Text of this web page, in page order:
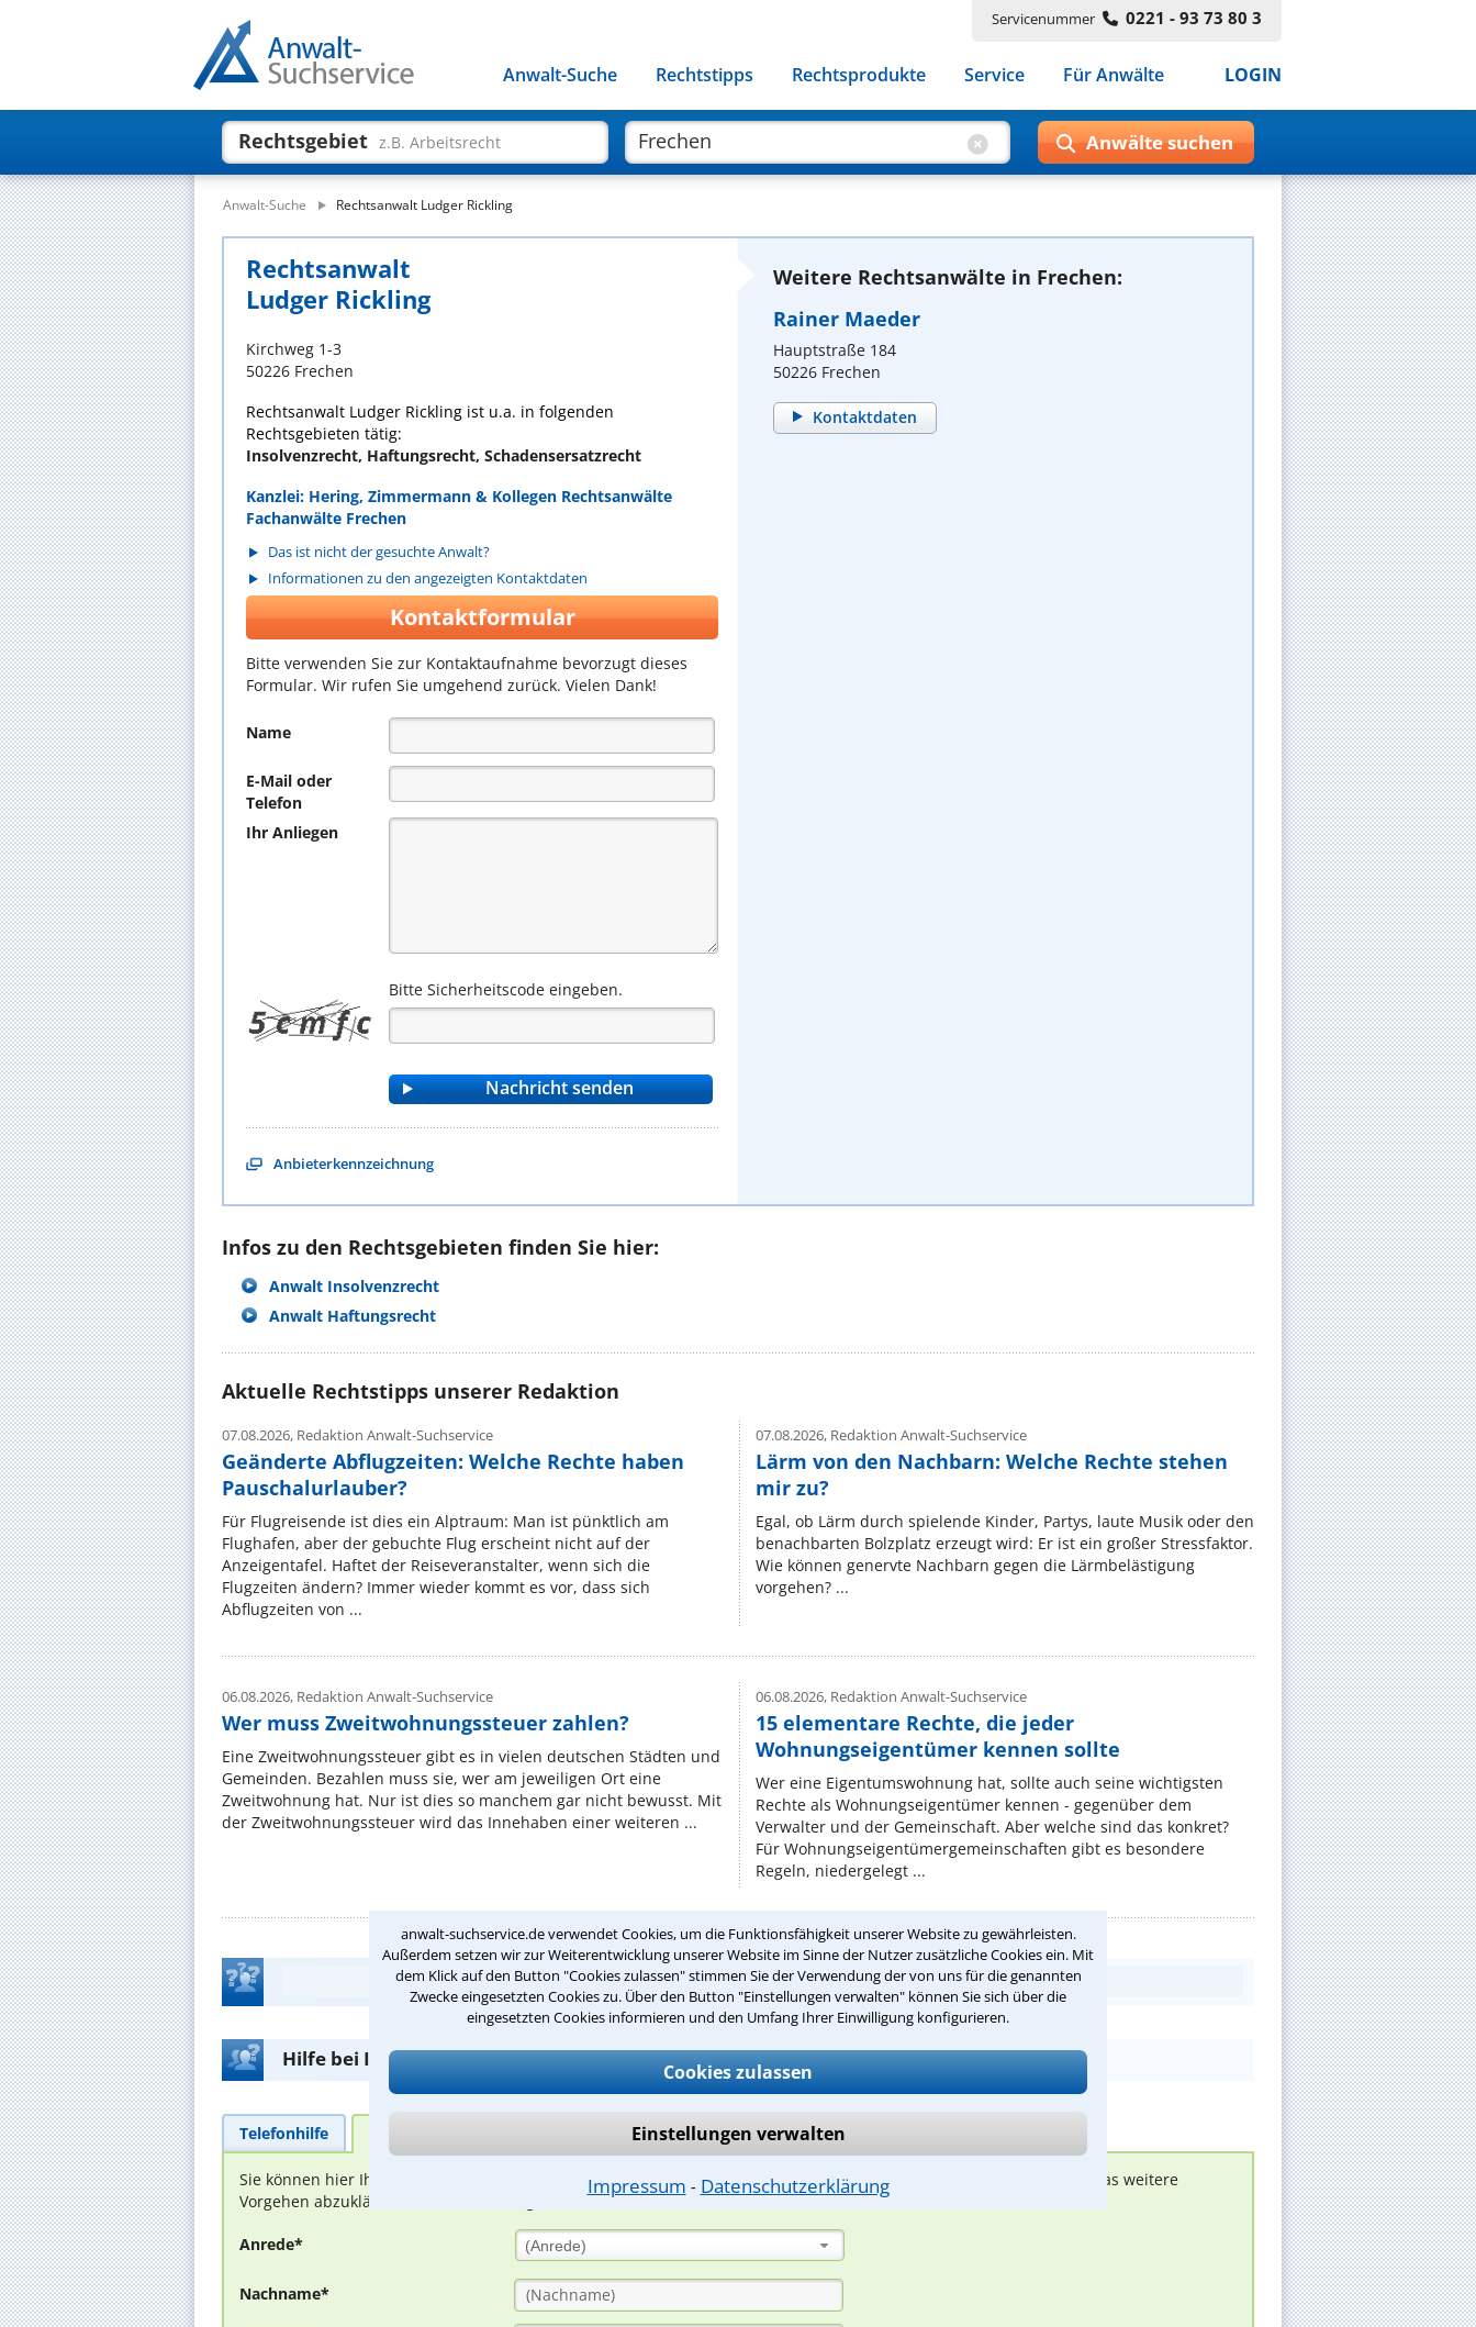
anwalt-suchservice.de verwendet Cookies, um die Funktionsfähigkeit unserer Website zu gewährleisten.
Außerdem setzen wir zur Weiterentwicklung unserer Website im Sinne der Nutzer zusätzliche Cookies ein. Mit
dem Klick auf den Button "Cookies zulassen" stimmen Sie der Verwendung der von uns für die genannten
Zwecke eingesetzten Cookies zu. Über den Button "Einstellungen verwalten" können Sie sich über die
eingesetzten Cookies informieren und den Umfang Ihrer Einwilligung konfigurieren.
Cookies zulassen
Einstellungen verwalten
Impressum ⁃ Datenschutzerklärung
Servicenummer 0221 - 93 73 80 3
Anwalt-Suche Rechtstipps Rechtsprodukte Service Für Anwälte LOGIN
Rechtsgebiet z.B. Arbeitsrecht
Anwalt-Suche Rechtsanwalt Ludger Rickling
Rechtsanwalt
Ludger Rickling
Kirchweg 1-3
50226 Frechen
Rechtsanwalt Ludger Rickling ist u.a. in folgenden
Rechtsgebieten tätig:
Insolvenzrecht, Haftungsrecht, Schadensersatzrecht
Kanzlei: Hering, Zimmermann & Kollegen Rechtsanwälte
Fachanwälte Frechen
Das ist nicht der gesuchte Anwalt?
Informationen zu den angezeigten Kontaktdaten
Kontaktformular
Bitte verwenden Sie zur Kontaktaufnahme bevorzugt dieses
Formular. Wir rufen Sie umgehend zurück. Vielen Dank!
Name
E-Mail oder
Telefon
Ihr Anliegen
Bitte Sicherheitscode eingeben.
Anbieterkennzeichnung
Weitere Rechtsanwälte in Frechen:
Rainer Maeder
Hauptstraße 184
50226 Frechen
Kontaktdaten
Infos zu den Rechtsgebieten finden Sie hier:
Anwalt Insolvenzrecht
Anwalt Haftungsrecht
Aktuelle Rechtstipps unserer Redaktion
07.08.2026, Redaktion Anwalt-Suchservice
Geänderte Abflugzeiten: Welche Rechte haben
Pauschalurlauber?
Für Flugreisende ist dies ein Alptraum: Man ist pünktlich am
Flughafen, aber der gebuchte Flug erscheint nicht auf der
Anzeigentafel. Haftet der Reiseveranstalter, wenn sich die
Flugzeiten ändern? Immer wieder kommt es vor, dass sich
Abflugzeiten von ...
07.08.2026,Redaktion Anwalt-Suchservice
Lärm von den Nachbarn: Welche Rechte stehen
mir zu?
Egal, ob Lärm durch spielende Kinder, Partys, laute Musik oder den
benachbarten Bolzplatz erzeugt wird: Er ist ein großer Stressfaktor.
Wie können genervte Nachbarn gegen die Lärmbelästigung
vorgehen? ...
06.08.2026, Redaktion Anwalt-Suchservice
Wer muss Zweitwohnungssteuer zahlen?
Eine Zweitwohnungssteuer gibt es in vielen deutschen Städten und
Gemeinden. Bezahlen muss sie, wer am jeweiligen Ort eine
Zweitwohnung hat. Nur ist dies so manchem gar nicht bewusst. Mit
der Zweitwohnungssteuer wird das Innehaben einer weiteren ...
06.08.2026,Redaktion Anwalt-Suchservice
15 elementare Rechte, die jeder
Wohnungseigentümer kennen sollte
Wer eine Eigentumswohnung hat, sollte auch seine wichtigsten
Rechte als Wohnungseigentümer kennen - gegenüber dem
Verwalter und der Gemeinschaft. Aber welche sind das konkret?
Für Wohnungseigentümergemeinschaften gibt es besondere
Regeln, niedergelegt ...
Teste Dein Rechtswissen
Hilfe bei Ihrer Anwaltsuche?
Telefonhilfe
Sie können hier Ihren Fall schildern. Anschließend werden sich spezialisierte Rechtsanwälte bei Ihnen melden, um das weitere
Vorgehen abzuklären. Die Rückmeldung durch einen Anwalt ist für Sie kostenlos.
Anrede* (Anrede)
Nachname*